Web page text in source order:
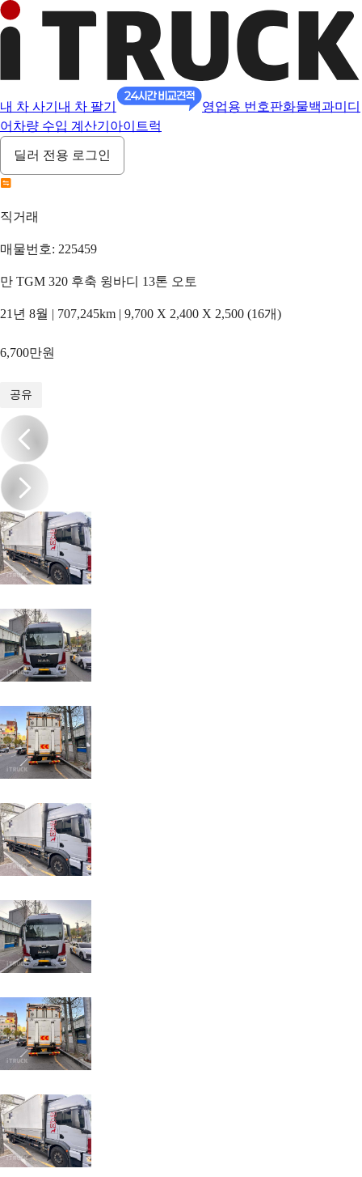
내 차 사기 내 차 팔기 영업용 번호판화물백과미디
어 차량 수입 계산기 아이트럭
딜러 전용 로그인
직거래
매물번호: 225459
만 TGM 320 후축 윙바디 13톤 오토
21년 8월 | 707,245km | 9,700 X 2,400 X 2,500 (16개)
6,700만원
공유
/6